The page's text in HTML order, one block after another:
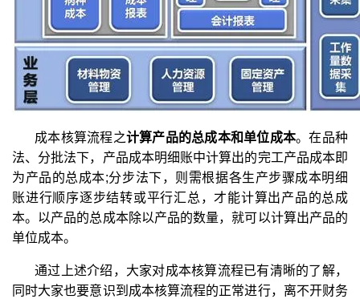
成本核算流程之计算产品的总成本和单位成本。在品种
法、分批法下，产品成本明细账中计算出的完工产品成本即
为产品的总成本;分步法下，则需根据各生产步骤成本明细
账进行顺序逐步结转或平行汇总，才能计算出产品的总成
本。以产品的总成本除以产品的数量，就可以计算出产品的
单位成本。
通过上述介绍，大家对成本核算流程已有清晰的了解，
同时大家也要意识到成本核算流程的正常进行，离不开财务